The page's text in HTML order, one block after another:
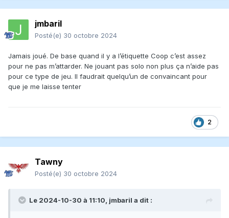
jmbaril
Posté(e) 30 octobre 2024
Jamais joué. De base quand il y a l’étiquette Coop c’est assez
pour ne pas m’attarder. Ne jouant pas solo non plus ça n’aide pas
pour ce type de jeu. Il faudrait quelqu’un de convaincant pour
que je me laisse tenter
2
Tawny
Posté(e) 30 octobre 2024
Le 2024-10-30 à 11:10, jmbaril a dit :